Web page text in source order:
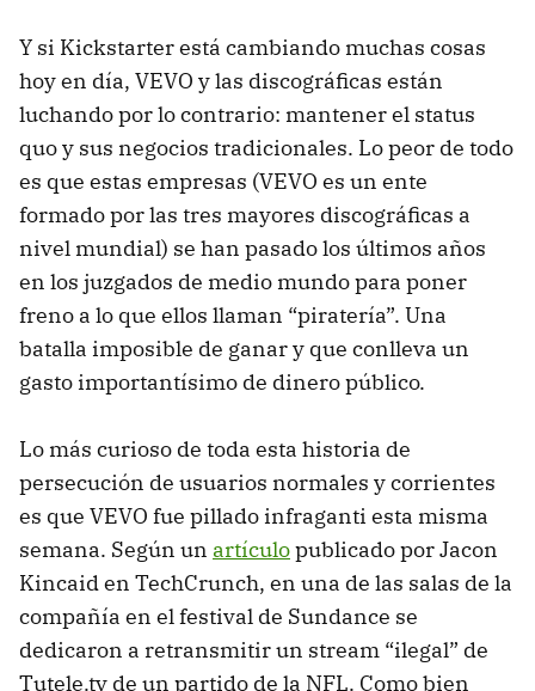
Y si Kickstarter está cambiando muchas cosas
hoy en día, VEVO y las discográficas están
luchando por lo contrario: mantener el status
quo y sus negocios tradicionales. Lo peor de todo
es que estas empresas (VEVO es un ente
formado por las tres mayores discográficas a
nivel mundial) se han pasado los últimos años
en los juzgados de medio mundo para poner
freno a lo que ellos llaman “piratería”. Una
batalla imposible de ganar y que conlleva un
gasto importantísimo de dinero público.
Lo más curioso de toda esta historia de
persecución de usuarios normales y corrientes
es que VEVO fue pillado infraganti esta misma
semana. Según un artículopublicado por Jacon
Kincaid en TechCrunch, en una de las salas de la
compañía en el festival de Sundance se
dedicaron a retransmitir un stream “ilegal” de
Tutele.tv de un partido de la NFL. Como bien